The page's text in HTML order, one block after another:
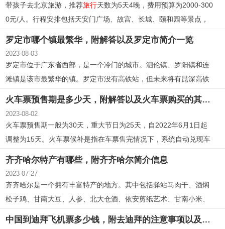
带孩子去北京旅游，推荐旅行天数为5天4晚，费用预算为2000-300
0元/人。行程安排包括天安门广场、故宫、长城、颐和园等景点，
游线路并了解当地交通情况。
罗定市哪个镇最繁华，附解答以及罗定市简介一览
2023-08-03
罗定市位于广东省西部，是一个冷门的城市。泗伦镇、罗阳镇和连
滩镇是该市最繁华的镇。罗定市没有高铁站，但未来将有昆深高铁
和深南高铁经过并设站。罗定市有许多旅游景点，包括南江文化主
生态旅游区、罗定风车山、长岗坡渡槽、石牛山森林公园、谭御史
祠道和罗定万寿山景区。
火车票预售期是多少天，附解答以及火车票购买的其他问题
2023-08-02
火车票预售期一般为30天，重大节日为25天，自2022年6月1日起
调整为15天。火车票候补是指在车票售完情况下，系统自动兑现车
齐齐哈尔特产有哪些，附齐齐哈尔简介信息
2023-07-27
齐齐哈尔是一个拥有丰富特产的地方。其中包括驿站马肉干、酒焖
松子鸡、甘南大豆、人参、北大仓酒、依安剪纸艺术、甘南小米、
中国到迪拜飞机票多少钱，附去迪拜的注意事项以及迪拜简介